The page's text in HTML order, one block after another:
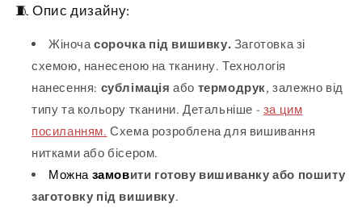
🧵 Опис дизайну:
Жіночасорочка під вишивку. Заготовка зі
схемою, нанесеною на тканину. Технологія
нанесення: сублімація або термодрук, залежно від
типу та кольору тканини. Детальніше - за цим
посиланням. Схема розроблена для вишивання
нитками або бісером.
Можна замовити готову вишиванку або пошиту
заготовку під вишивку.